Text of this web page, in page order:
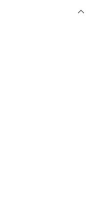
支付方式。 讓您購物簡單
。
。
跳轉至「AFTEE先享後付」
成結帳。